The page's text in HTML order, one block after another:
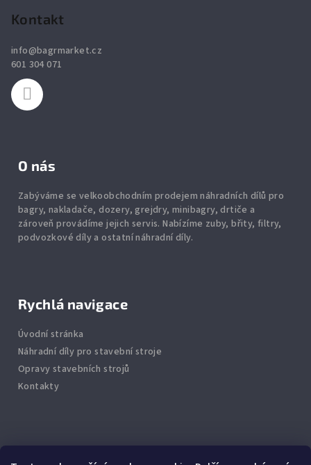
Kontakt
info@bagrmarket.cz
601 304 071
O nás
Zabýváme se velkoobchodním prodejem náhradních dílů pro
bagry, nakladače, dozery, grejdry, minibagry, drtiče a
zároveň provádíme jejich servis. Nabízíme zuby,břity,filtry,
podvozkové díly a ostatní náhradní díly.
Rychlá navigace
Úvodní stránka
Náhradní díly pro stavební stroje
Opravy stavebních strojů
Kontakty